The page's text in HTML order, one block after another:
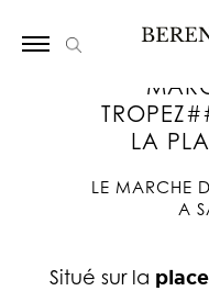
LA
LE MARCHE
A
Situé sur la